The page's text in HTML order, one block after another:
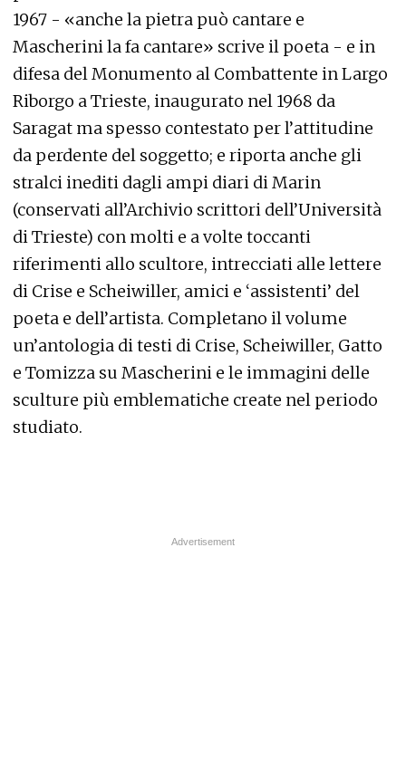
1967 - «anche la pietra può cantare e
Mascherini la fa cantare» scrive il poeta - e in
difesa del Monumento al Combattente in Largo
Riborgo a Trieste, inaugurato nel 1968 da
Saragat ma spesso contestato per l’attitudine
da perdente del soggetto; e riporta anche gli
stralci inediti dagli ampi diari di Marin
(conservati all’Archivio scrittori dell’Università
di Trieste) con molti e a volte toccanti
riferimenti allo scultore, intrecciati alle lettere
di Crise e Scheiwiller, amici e ‘assistenti’ del
poeta e dell’artista. Completano il volume
un’antologia di testi di Crise, Scheiwiller, Gatto
e Tomizza su Mascherini e le immagini delle
sculture più emblematiche create nel periodo
studiato.